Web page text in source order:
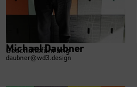
Michael Daubner
Geschäftsführung
daubner@wd3.design